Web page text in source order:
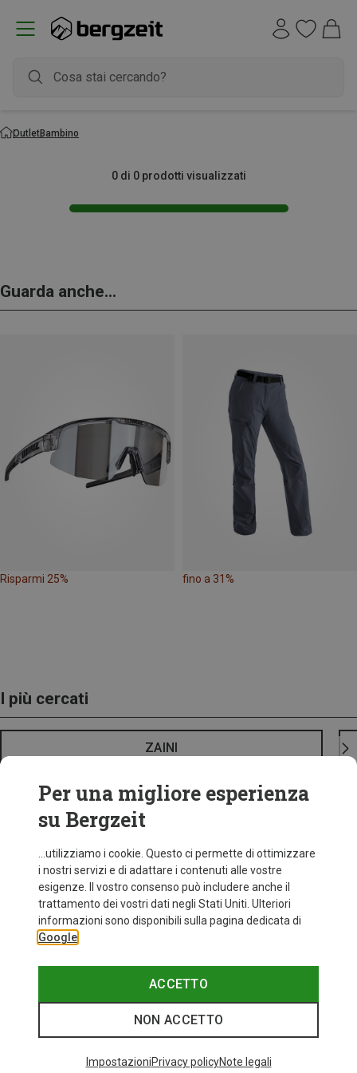
OutletBambino
0 di 0 prodotti visualizzati
Guarda anche...
Risparmi 25% fino a 31%
I più cercati
ZAINI
Per una migliore esperienza
su Bergzeit
...utilizziamo i cookie. Questo ci permette di ottimizzare
i nostri servizi e di adattare i contenuti alle vostre
esigenze. Il vostro consenso può includere anche il
trattamento dei vostri dati negli Stati Uniti. Ulteriori
informazioni sono disponibili sulla pagina dedicata di
Google
ACCETTO
NON ACCETTO
ImpostazioniPrivacy policyNote legali